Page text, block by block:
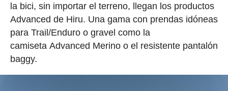
la bici, sin importar el terreno, llegan los productos
Advanced de Hiru. Una gama con prendas idóneas
para Trail/Enduro o gravel como la
camiseta Advanced Merino o el resistente pantalón
baggy.